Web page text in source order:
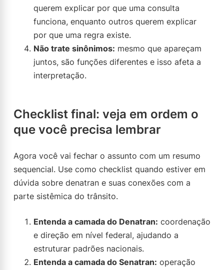
querem explicar por que uma consulta
funciona, enquanto outros querem explicar
por que uma regra existe.
Não trate sinônimos: mesmo que apareçam
juntos, são funções diferentes e isso afeta a
interpretação.
Checklist final: veja em ordem o
que você precisa lembrar
Agora você vai fechar o assunto com um resumo
sequencial. Use como checklist quando estiver em
dúvida sobre denatran e suas conexões com a
parte sistêmica do trânsito.
Entenda a camada do Denatran: coordenação
e direção em nível federal, ajudando a
estruturar padrões nacionais.
Entenda a camada do Senatran: operação